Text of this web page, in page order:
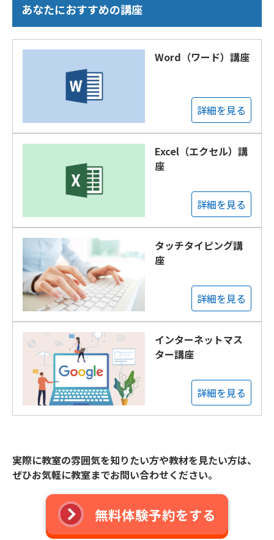
あなたにおすすめの講座
Word（ワード）講座
詳細を見る
Excel（エクセル）講
座
詳細を見る
タッチタイピング講
座
詳細を見る
インターネットマス
ター講座
詳細を見る
実際に教室の雰囲気を知りたい方や教材を見たい方は、
ぜひお気軽に教室までお問い合わせください。
無料体験予約をする